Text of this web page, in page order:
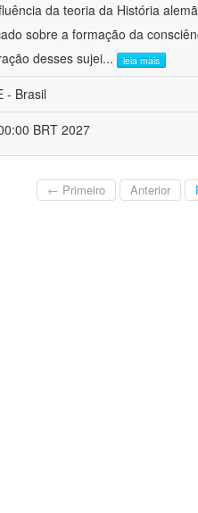
da teoria da História
sobre a formação da
desses sujei... leia mais
- Brasil
BRT 2027
← Primeiro Anterior